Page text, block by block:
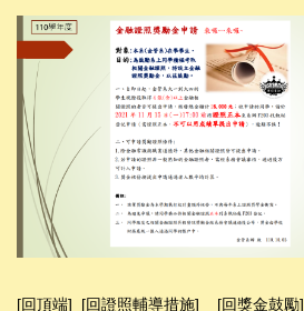
[回頂端] [回證照輔導措施] [回獎金鼓勵]